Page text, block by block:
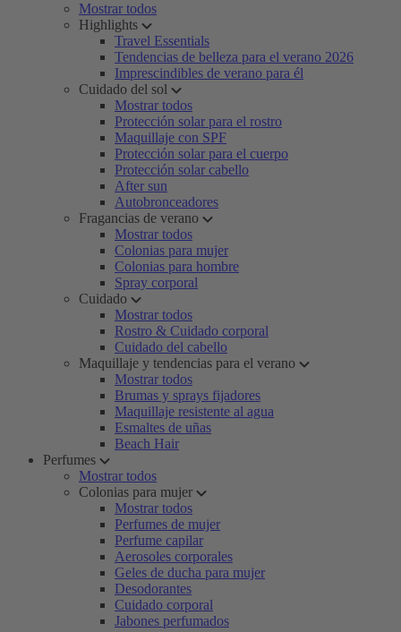
Mostrar todos
Highlights
Travel Essentials
Tendencias de belleza para el verano 2026
Imprescindibles de verano para él
Cuidado del sol
Mostrar todos
Protección solar para el rostro
Maquillaje con SPF
Protección solar para el cuerpo
Protección solar cabello
After sun
Autobronceadores
Fragancias de verano
Mostrar todos
Colonias para mujer
Colonias para hombre
Spray corporal
Cuidado
Mostrar todos
Rostro & Cuidado corporal
Cuidado del cabello
Maquillaje y tendencias para el verano
Mostrar todos
Brumas y sprays fijadores
Maquillaje resistente al agua
Esmaltes de uñas
Beach Hair
Perfumes
Mostrar todos
Colonias para mujer
Mostrar todos
Perfumes de mujer
Perfume capilar
Aerosoles corporales
Geles de ducha para mujer
Desodorantes
Cuidado corporal
Jabones perfumados